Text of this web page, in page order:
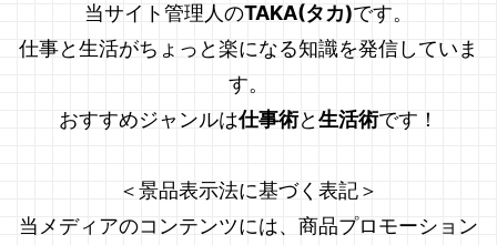
当サイト管理人のTAKA(タカ)です。
仕事と生活がちょっと楽になる知識を発信していま
す。
おすすめジャンルは仕事術と生活術です！
＜景品表示法に基づく表記＞
当メディアのコンテンツには、商品プロモーション